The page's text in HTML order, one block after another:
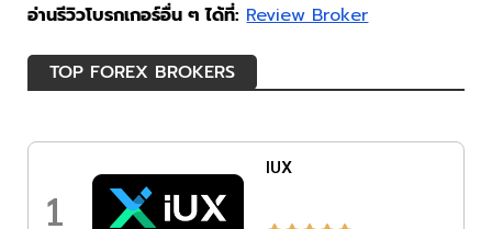
อ่านรีวิวโบรกเกอร์อื่น ๆ ได้ที่: Review Broker
TOP FOREX BROKERS
1
IUX